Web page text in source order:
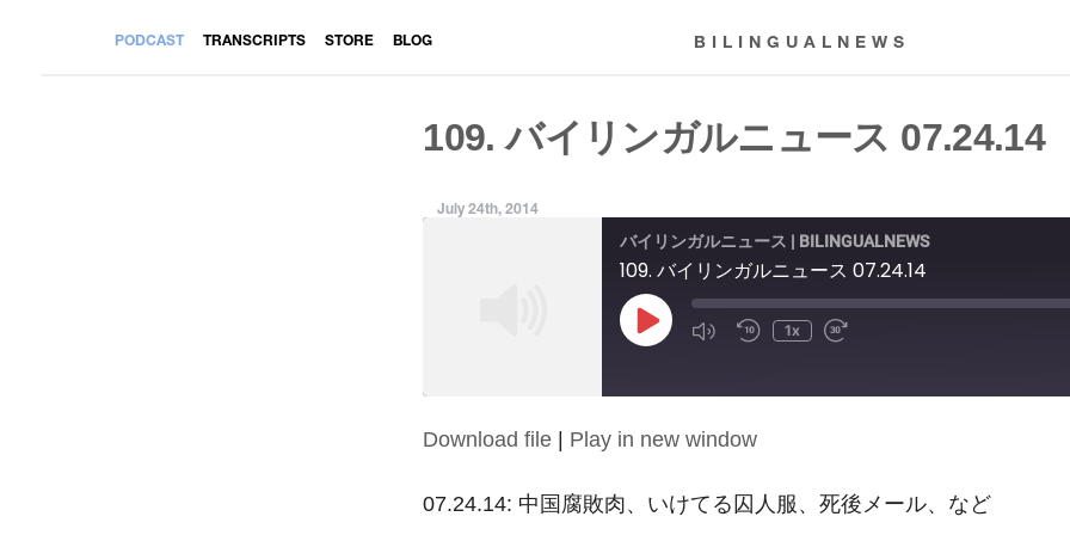
PODCAST TRANSCRIPTS STORE BLOG BILINGUALNEWS
109. バイリンガルニュース 07.24.14
July 24th, 2014
バイリンガルニュース | BILINGUALNEWS
109. バイリンガルニュース 07.24.14
Play
Episode
1x
SHARE
LINK
Download file | Play in new window
07.24.14: 中国腐敗肉、いけてる囚人服、死後メール、など